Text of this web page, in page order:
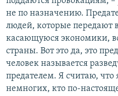
не по назначению.
людей, которые
касающуюся экономики,
страны. Вот это да, это
человек называется
предателем. Я считаю, что
немногих, кто по-